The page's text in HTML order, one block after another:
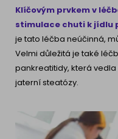
Klíčovým prvkem v
stimulace chuti k
je tato léčba neúčinná,
Velmi důležitá je také
pankreatitidy, která vedla
jaterní steatózy.